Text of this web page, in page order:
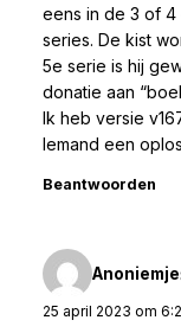
eens in de 3 of
series. De kist
5e serie is hij
donatie aan
Ik heb versie
Iemand een
Beantwoorden
Anoniemje
25 april 2023 om